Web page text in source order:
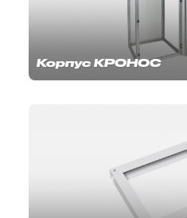
Корпус КРОНОС